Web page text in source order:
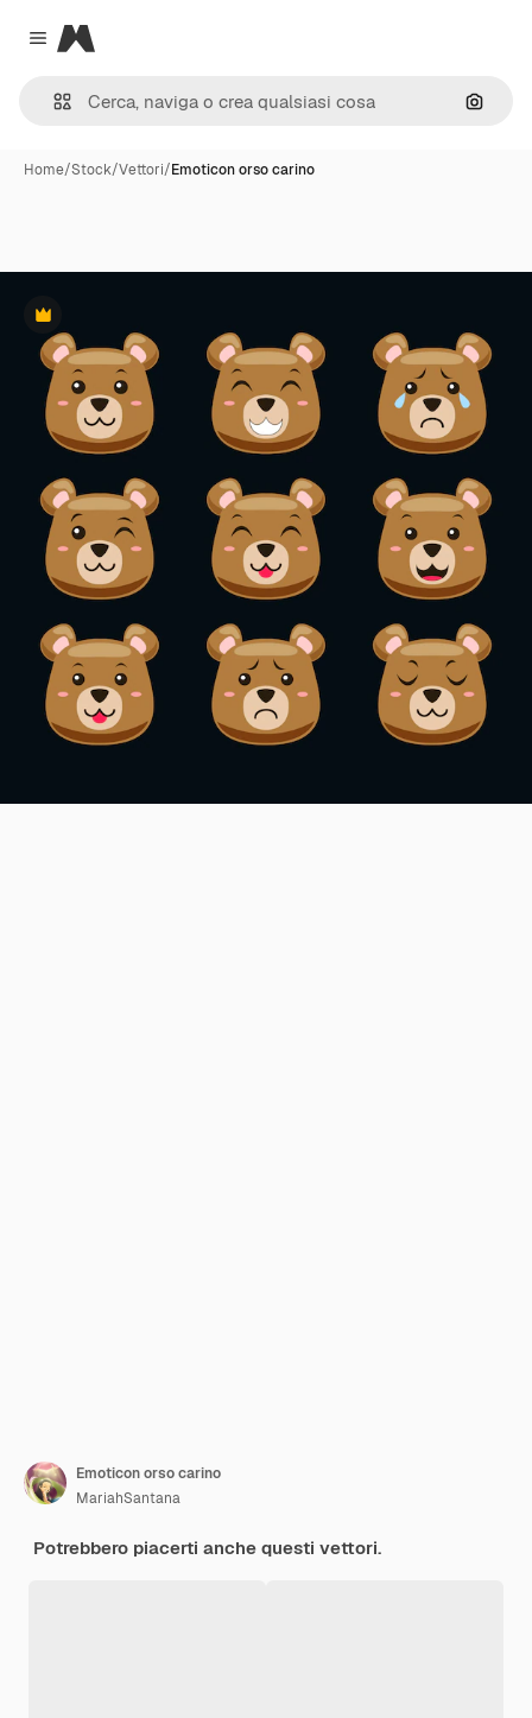
Close menu
Magnific
Cerca
Home/Stock/Vettori/Emoticon orso carino
Premium
Emoticon orso carino
MariahSantana
Potrebbero piacerti anche questi vettori.